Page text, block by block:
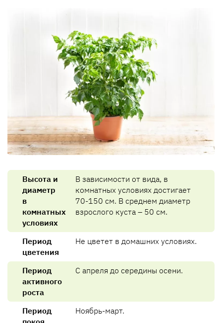
Высота и
диаметр
в
комнатных
условиях
В зависимости от вида, в
комнатных условиях достигает
70-150 см. В среднем диаметр
взрослого куста – 50 см.
Период
цветения
Не цветет в домашних условиях.
Период
активного
роста
С апреля до середины осени.
Период
Ноябрь-март.